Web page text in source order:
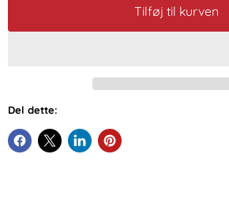
Tilføj til kurven
Del dette: